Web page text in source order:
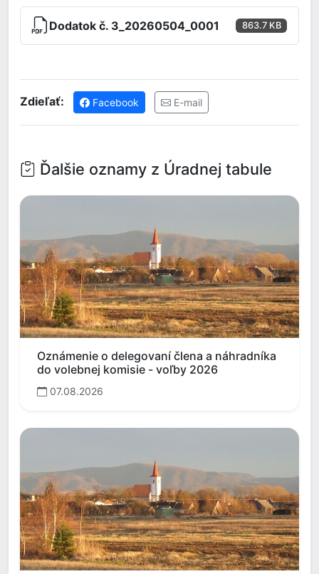
Dodatok č. 3_20260504_0001 863.7 KB
Zdieľať: Facebook E-mail
Ďalšie oznamy z Úradnej tabule
Oznámenie o delegovaní člena a náhradníka
do volebnej komisie - voľby 2026
07.08.2026